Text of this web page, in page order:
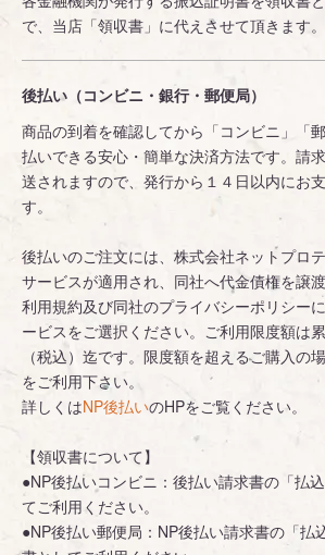
で、当店「領収書」に代えさせて頂きます。
後払い（コンビニ・銀行・郵便局）
商品の到着を確認してから「コンビニ」「
払いできる安心・簡単な決済方法です。請
送されますので、発行から１４日以内にお
す。
後払いのご注文には、株式会社ネットプロ
サービスが適用され、同社へ代金債権を譲
利用規約及び同社のプライバシーポリシー
ービスをご選択ください。ご利用限度額は
（税込）迄です。限度額を超えるご購入の
をご利用下さい。
詳しくはNP後払いのHPをご覧ください。
【領収書について】
●NP後払いコンビニ：後払い請求書の「払
てご利用ください。
●NP後払い郵便局：NP後払い請求書の「払